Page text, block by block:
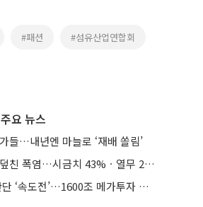
#패션 #섬유산업연합회
요 뉴스
들…내년엔 마늘로 ‘재배 쏠림’
생산부터 밥상까지 덮친 폭염…시금치 43%ㆍ열무 28% 급등
용인·호남 반도체 산단 ‘속도전’…1600조 메가투자 이행 총력